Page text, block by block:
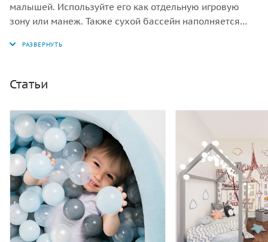
малышей. Используйте его как отдельную игровую
зону или манеж. Также сухой бассейн наполняется
безопасный, быстро и просто чистится от грязи влаги.
Однотонный бирюзовый сухой бассейн хорошо
игрового или учебного центра. Купите сухой бассейн
ROMANA Airpool — безопасное игровое пространство
для детей!
Статьи